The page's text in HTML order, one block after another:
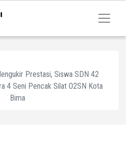
Prestasi, Siswa SDN 42
4 Seni Pencak Silat O2SN Kota
Bima